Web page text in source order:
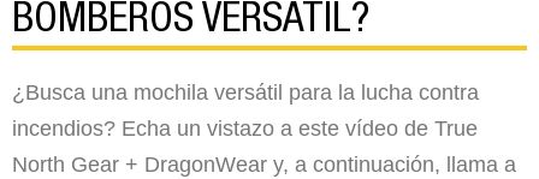
BOMBEROS VERSÁTIL?
¿Busca una mochila versátil para la lucha contra
incendios? Echa un vistazo a este vídeo de True
North Gear + DragonWear y, a continuación, llama a